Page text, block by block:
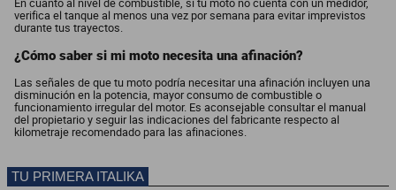
En cuanto al nivel de combustible, si tu moto no cuenta con un medidor,
verifica el tanque al menos una vez por semana para evitar imprevistos
durante tus trayectos.
¿Cómo saber si mi moto necesita una afinación?
Las señales de que tu moto podría necesitar una afinación incluyen una
disminución en la potencia, mayor consumo de combustible o
funcionamiento irregular del motor. Es aconsejable consultar el manual
del propietario y seguir las indicaciones del fabricante respecto al
kilometraje recomendado para las afinaciones.
TU PRIMERA ITALIKA